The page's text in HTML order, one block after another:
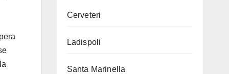
Cerveteri
Ladispoli
Santa Marinella